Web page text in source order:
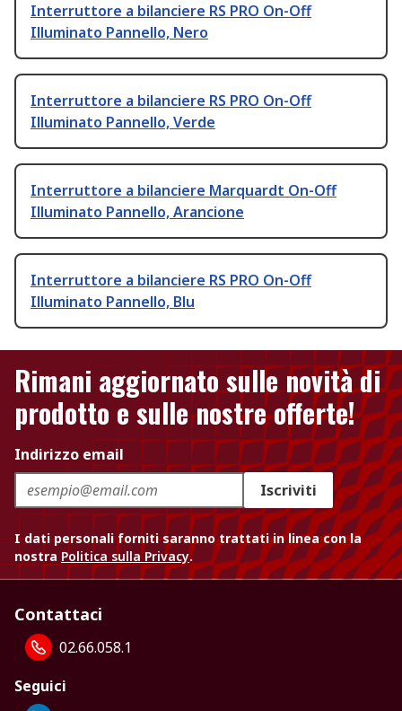
Interruttore a bilanciere RS PRO On-Off
Illuminato Pannello, Nero
Interruttore a bilanciere RS PRO On-Off
Illuminato Pannello, Verde
Interruttore a bilanciere Marquardt On-Off
Illuminato Pannello, Arancione
Interruttore a bilanciere RS PRO On-Off
Illuminato Pannello, Blu
Rimani aggiornato sulle novità di
prodotto e sulle nostre offerte!
Indirizzo email
Iscriviti
I dati personali forniti saranno trattati in linea con la
nostra Politica sulla Privacy.
Contattaci
02.66.058.1
Seguici